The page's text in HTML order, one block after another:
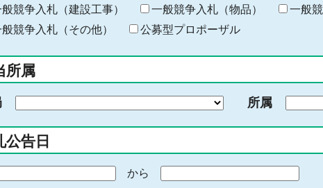
キ
ー
ー
入
力
競争入札（建設工事） 一般競争入札（物品）
一般
競争入札（その他）
公募型プロポーザル
所属
所属
公告日
から